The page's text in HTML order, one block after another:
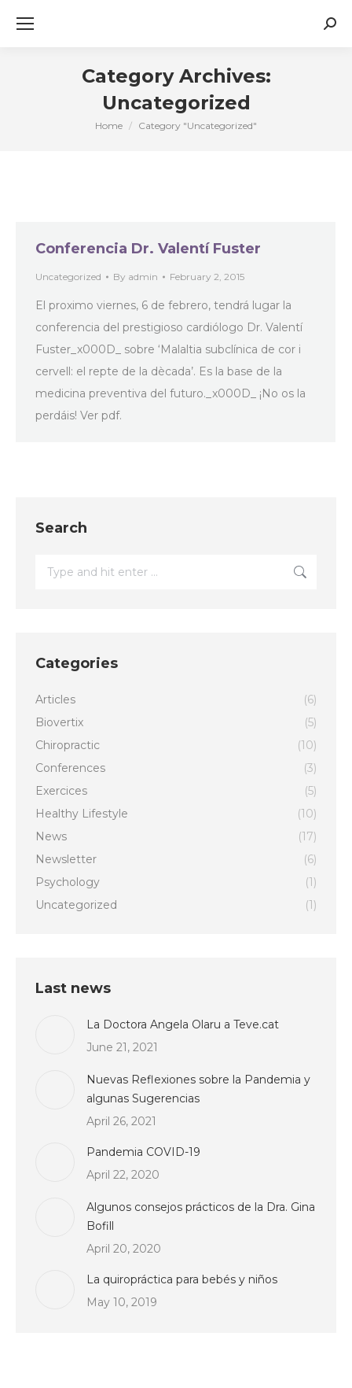
Category Archives:
Uncategorized
You are here:
Home Category "Uncategorized"
Conferencia Dr. Valentí Fuster
Uncategorized By admin February 2, 2015
El proximo viernes, 6 de febrero, tendrá lugar la
conferencia del prestigioso cardiólogo Dr. Valentí
Fuster_x000D_ sobre ‘Malaltia subclínica de cor i
cervell: el repte de la dècada’. Es la base de la
medicina preventiva del futuro._x000D_ ¡No os la
perdáis! Ver pdf.
Search
Search:
Categories
Articles
(6)
Biovertix
(5)
Chiropractic
(10)
Conferences
(3)
Exercices
(5)
Healthy Lifestyle
(10)
News
(17)
Newsletter
(6)
Psychology
(1)
Uncategorized
(1)
Last news
La Doctora Angela Olaru a Teve.cat
June 21, 2021
Nuevas Reflexiones sobre la Pandemia y
algunas Sugerencias
April 26, 2021
Pandemia COVID-19
April 22, 2020
Algunos consejos prácticos de la Dra. Gina
Bofill
April 20, 2020
La quiropráctica para bebés y niños
May 10, 2019